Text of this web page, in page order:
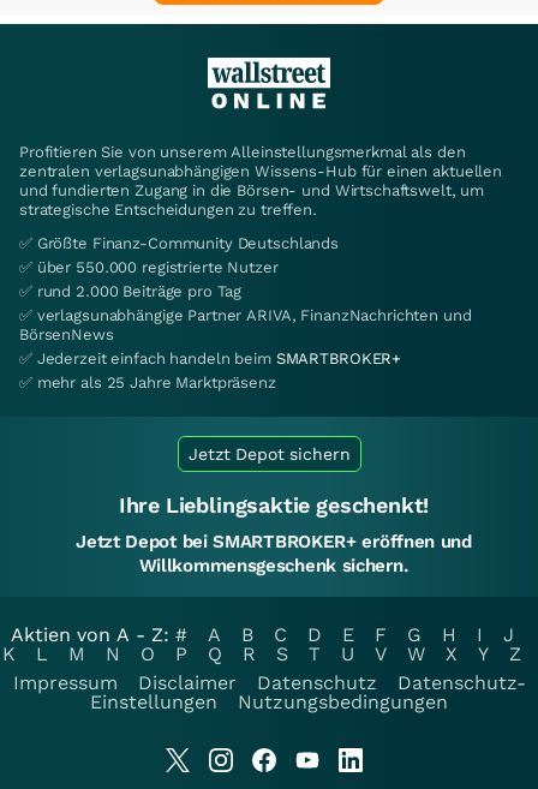
Profitieren Sie von unserem Alleinstellungsmerkmal als den
zentralen verlagsunabhängigen Wissens-Hub für einen aktuellen
und fundierten Zugang in die Börsen- und Wirtschaftswelt, um
strategische Entscheidungen zu treffen.
✅ Größte Finanz-Community Deutschlands
✅ über 550.000 registrierte Nutzer
✅ rund 2.000 Beiträge pro Tag
✅ verlagsunabhängige Partner ARIVA, FinanzNachrichten und
BörsenNews
✅ Jederzeit einfach handeln beim SMARTBROKER+
✅ mehr als 25 Jahre Marktpräsenz
Jetzt Depot sichern
Ihre Lieblingsaktie geschenkt!
Jetzt Depot bei SMARTBROKER+ eröffnen und
Willkommensgeschenk sichern.
Aktien von A - Z: # A B C D E F G H I
J
K
L M N O P Q R S T U V W X Y
Z
Impressum
Disclaimer Datenschutz
Datenschutz-
Einstellungen
Nutzungsbedingungen